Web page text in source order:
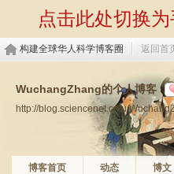
点击此处切换
构建全球华人科学博客圈 返回首
WuchangZhang的个人博客
http://blog.sciencenet.cn/u/
博客首页 动态 博文